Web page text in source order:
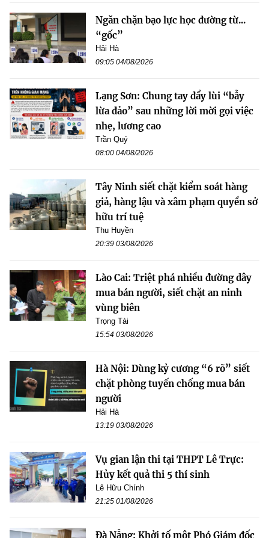
Ngăn chặn bạo lực học đường từ...
“gốc”
Hải Hà
09:05 04/08/2026
Lạng Sơn: Chung tay đẩy lùi “bẫy
lừa đảo” sau những lời mời gọi việc
nhẹ, lương cao
Trần Quý
08:00 04/08/2026
Tây Ninh siết chặt kiểm soát hàng
giả, hàng lậu và xâm phạm quyền sở
hữu trí tuệ
Thu Huyền
20:39 03/08/2026
Lào Cai: Triệt phá nhiều đường dây
mua bán người, siết chặt an ninh
vùng biên
Trọng Tài
15:54 03/08/2026
Hà Nội: Dùng kỷ cương “6 rõ” siết
chặt phòng tuyến chống mua bán
người
Hải Hà
13:19 03/08/2026
Vụ gian lận thi tại THPT Lê Trực:
Hủy kết quả thi 5 thí sinh
Lê Hữu Chính
21:25 01/08/2026
Đà Nẵng: Khởi tố một Phó Giám đốc